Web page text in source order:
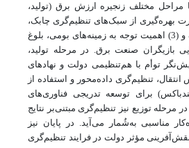
مراحل مختلف زنجیره ارزش برق (تولید،
توزیع)، (2) ضرورت بهره‌گیری از سبک‌های تنظیم‌گری چابک،
مشارکتی و مبتنی‌بر داده و (3) اهمیت توجه به زمینه‌های بومی، بلوغ
بازیگران صنعت برق. در مرحله تولید،
توأم با هم‌تنظیمی دولت و نهادهای
تنظیم‌گری داده‌محور و استفاده از
برای توسعه تدریجی فناوری‌های
توزیع نیز تنظیم‌گری مبتنی‌بر نتایج
مناسبی به‌شُمار می‌آید. در پایان نیز
مؤثر دولت در فرایند تنظیم‌گری